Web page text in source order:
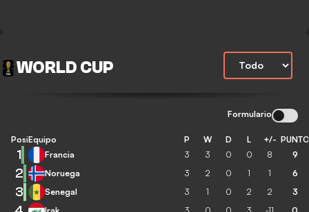
WORLD CUP
Formulario
Posición
Equipo P W D L +/-
1 Francia 3 3 0 0 8 9
2 Noruega 3 2 0 1 1 6
3 Senegal 3 1 0 2 2 3